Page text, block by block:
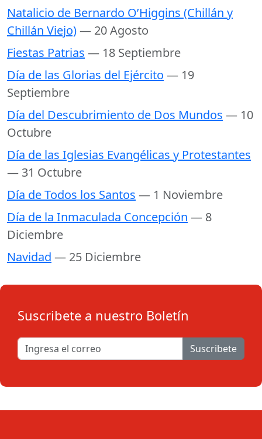
Natalicio de Bernardo O’Higgins (Chillán y
Chillán Viejo)— 20 Agosto
Fiestas Patrias — 18 Septiembre
Día de las Glorias del Ejército — 19
Septiembre
Día del Descubrimiento de Dos Mundos — 10
Octubre
Día de las Iglesias Evangélicas y Protestantes
— 31 Octubre
Día de Todos los Santos — 1 Noviembre
Día de la Inmaculada Concepción — 8
Diciembre
Navidad — 25 Diciembre
Suscribete a nuestro Boletín
Suscribete